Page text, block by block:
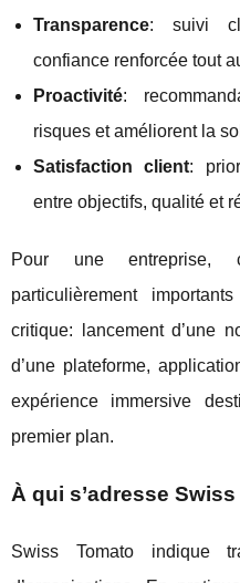
Transparence: suivi
confiance renforcée tout
Proactivité:
risques et améliorent la
Satisfaction client:
entre objectifs, qualité et
Pour une entreprise,
particulièrement
critique: lancement d’une
d’une plateforme,
expérience immersive
premier plan.
À qui s’adresse
Swiss Tomato indique